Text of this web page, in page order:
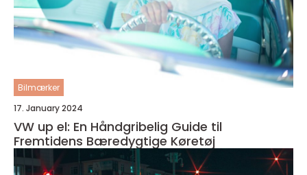
Bilmærker
17. January 2024
VW up el: En Håndgribelig Guide til
Fremtidens Bæredygtige Køretøj